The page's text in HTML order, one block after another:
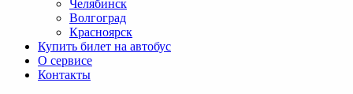
Челябинск
Волгоград
Красноярск
Купить билет на автобус
О сервисе
Контакты